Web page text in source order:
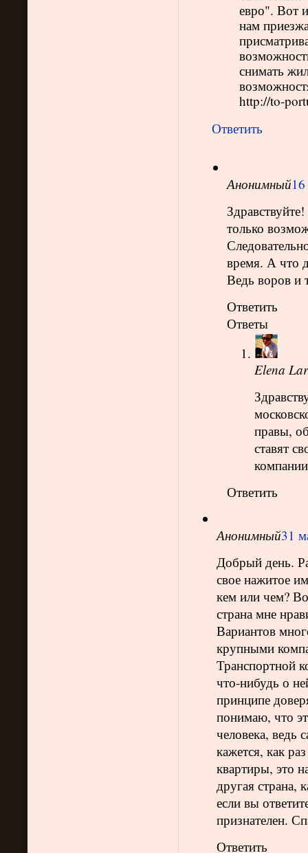
евро". Вот
нам
снимать
http://to-
Ответить
Анонимный
только
время. А что
Ведь воров и
Ответить
Ответы
Elena
правы,
ставят
Ответить
Анонимный31
Добрый день.
свое нажитое
кем или чем?
страна мне
Вариантов
крупными
Транспортной
что-нибудь о
принципе
понимаю, что
человека, ведь
кажется, как
квартиры, это
другая страна,
если вы
признателен.
Ответить